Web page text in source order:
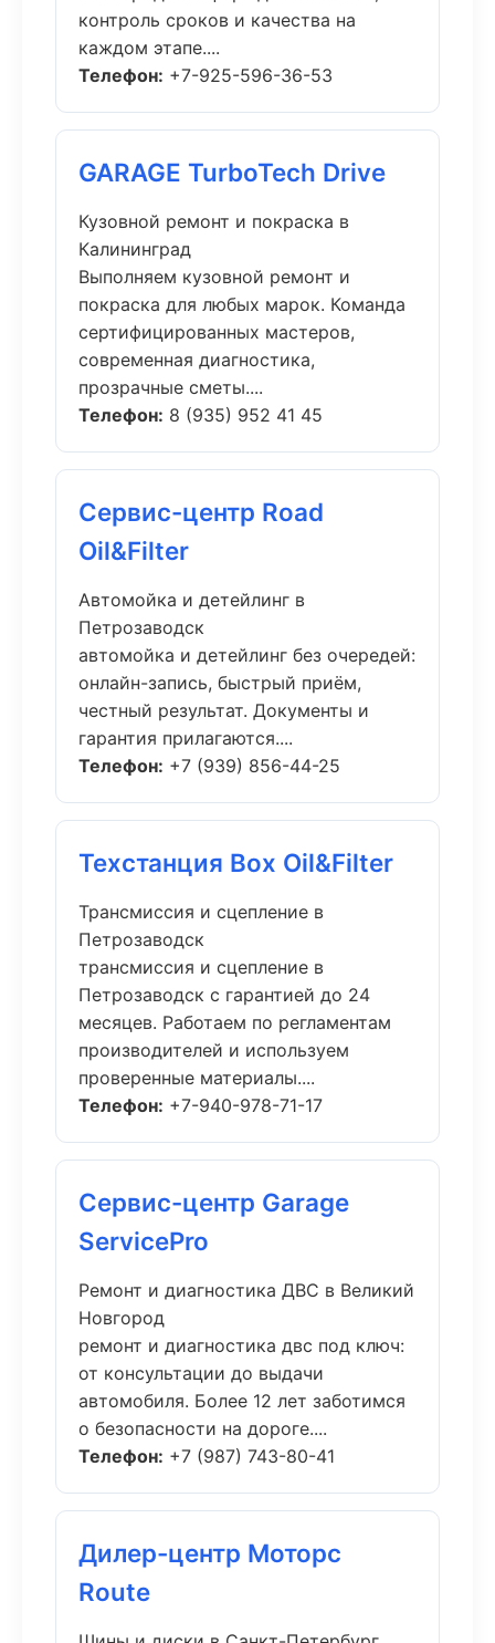
контроль сроков и качества на
каждом этапе....
Телефон: +7-925-596-36-53
GARAGE TurboTech Drive
Кузовной ремонт и покраска в
Калининград
Выполняем кузовной ремонт и
покраска для любых марок. Команда
сертифицированных мастеров,
современная диагностика,
прозрачные сметы....
Телефон: 8 (935) 952 41 45
Сервис-центр Road
Oil&Filter
Автомойка и детейлинг в
Петрозаводск
автомойка и детейлинг без очередей:
онлайн-запись, быстрый приём,
честный результат. Документы и
гарантия прилагаются....
Телефон: +7 (939) 856-44-25
Техстанция Box Oil&Filter
Трансмиссия и сцепление в
Петрозаводск
трансмиссия и сцепление в
Петрозаводск с гарантией до 24
месяцев. Работаем по регламентам
производителей и используем
проверенные материалы....
Телефон: +7-940-978-71-17
Сервис-центр Garage
ServicePro
Ремонт и диагностика ДВС в Великий
Новгород
ремонт и диагностика двс под ключ:
от консультации до выдачи
автомобиля. Более 12 лет заботимся
о безопасности на дороге....
Телефон: +7 (987) 743-80-41
Дилер-центр Моторс
Route